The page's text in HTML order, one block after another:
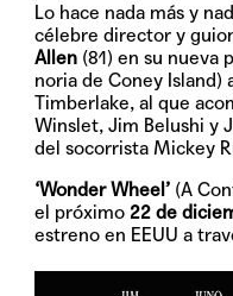
Lo hace nada más y
célebre director y
Allen (81) en su nueva
noria de Coney Island)
Timberlake, al que
Winslet, Jim Belushi y
del socorrista Mickey
‘Wonder Wheel’ (A
el próximo 22 de
estreno en EEUU a